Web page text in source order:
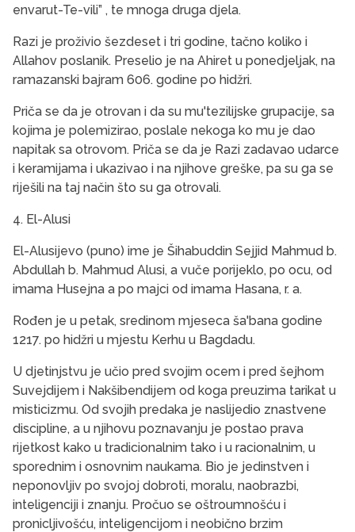
envarut-Te-vili” , te mnoga druga djela.
Razi je proživio šezdeset i tri godine, tačno koli­ko i
Allahov poslanik. Preselio je na Ahiret u po­nedjeljak, na
ramazanski bajram 606. godine po hidžri.
Priča se da je otrovan i da su mu'tezilijske grupacije, sa
kojima je polemizirao, poslale nekoga ko mu je dao
napitak sa otrovom. Priča se da je Razi zadavao udarce
i keramijama i ukazivao i na njihove greške, pa su ga se
riješili na taj način što su ga otrovali.
4. El-Alusi
El-Alusijevo (puno) ime je Šihabuddin Sejjid Mahmud b.
Abdullah b. Mahmud Alusi, a vuče porijeklo, po ocu, od
imama Husejna a po majci od imama Hasana, r. a.
Rođen je u petak, sredinom mjeseca ša'bana godine
1217. po hidžri u mjestu Kerhu u Bagdadu.
U djetinjstvu je učio pred svojim ocem i pred šejhom
Suvejdijem i Nakšibendijem od koga preuzima tarikat u
misticizmu. Od svojih predaka je naslijedio znastvene
discipline, a u njihovu poznava­nju je postao prava
rijetkost kako u tradicionalnim tako i u racionalnim, u
sporednim i osnovnim naukama. Bio je jedinstven i
neponovljiv po svojoj dobroti, moralu, naobrazbi,
inteligenciji i znanju. Pročuo se oštroumnošću i
pronicljivošću, inteligencijom i neobično brzim